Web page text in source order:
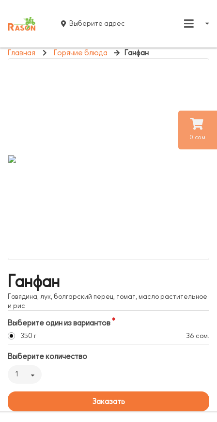
0 сом.
Выберите адрес
Главная Горячие блюда Ганфан
Ганфан
Говядина, лук, болгарский перец, томат, масло растительное
и рис
Выберите один из вариантов
350 г 36 сом.
Выберите количество
1
Заказать